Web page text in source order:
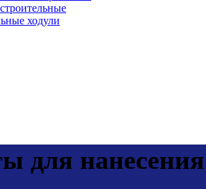
ходули
для